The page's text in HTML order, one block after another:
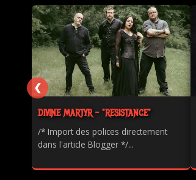
DIVINE MARTYR - "RESISTANCE"
/* Import des polices directement
dans l'article Blogger */...
❮